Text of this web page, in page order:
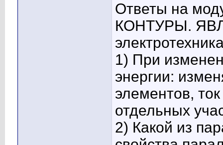
Ответы на
КОНТУРЫ.
1) При
энергии:
элементов,
отдельных
2) Какой из